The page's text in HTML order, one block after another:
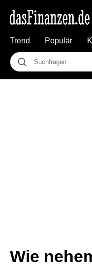
Trend Populär
Wie